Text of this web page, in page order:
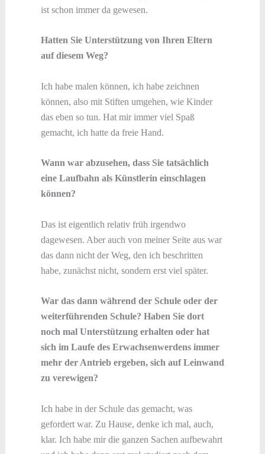
ist schon immer da gewesen.
Hatten Sie Unterstützung von Ihren Eltern
auf diesem Weg?
Ich habe malen können, ich habe zeichnen
können, also mit Stiften umgehen, wie Kinder
das eben so tun. Hat mir immer viel Spaß
gemacht, ich hatte da freie Hand.
Wann war abzusehen, dass Sie tatsächlich
eine Laufbahn als Künstlerin einschlagen
können?
Das ist eigentlich relativ früh irgendwo
dagewesen. Aber auch von meiner Seite aus war
das dann nicht der Weg, den ich beschritten
habe, zunächst nicht, sondern erst viel später.
War das dann während der Schule oder der
weiterführenden Schule? Haben Sie dort
noch mal Unterstützung erhalten oder hat
sich im Laufe des Erwachsenwerdens immer
mehr der Antrieb ergeben, sich auf Leinwand
zu verewigen?
Ich habe in der Schule das gemacht, was
gefordert war. Zu Hause, denke ich mal, auch,
klar. Ich habe mir die ganzen Sachen aufbewahrt